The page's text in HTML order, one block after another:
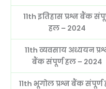
11th इतिहासप्रश्न बैंक
हल – 2024
11th व्यवसाय अध्ययन
बैंक संपूर्ण हल – 2024
11th भूगोलप्रश्न बैंक संपूर्ण